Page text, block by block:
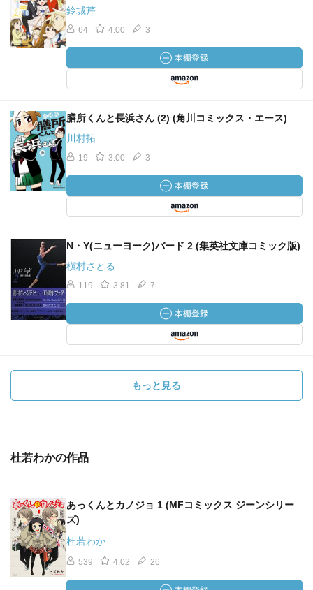
鈴城芹
64 4.00 3
膳所くんと長浜さん (2) (角川コミックス・エース)
川村拓
19 3.00 3
N・Y(ニューヨーク)バード 2 (集英社文庫コミック版)
槇村さとる
119 3.81 7
もっと見る
杜若わかの作品
あっくんとカノジョ 1 (MFコミックス ジーンシリー
ズ)
杜若わか
539 4.02 26